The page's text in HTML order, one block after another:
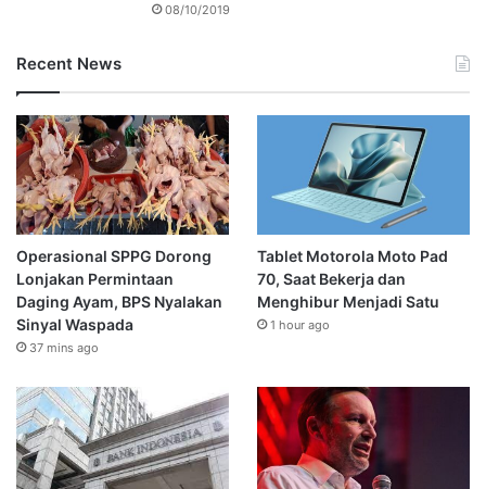
08/10/2019
Recent News
Operasional SPPG Dorong
Lonjakan Permintaan
Daging Ayam, BPS Nyalakan
Sinyal Waspada
37 mins ago
Tablet Motorola Moto Pad
70, Saat Bekerja dan
Menghibur Menjadi Satu
1 hour ago